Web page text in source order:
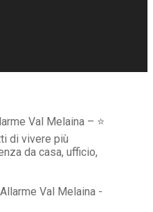
Val Melaina – ⭐
di vivere più
da casa, ufficio,